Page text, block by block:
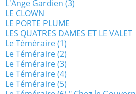
L'Ange Gardien (3)
LE CLOWN
LE PORTE PLUME
LES QUATRES DAMES ET LE VALET
Le Téméraire (1)
Le Téméraire (2)
Le Téméraire (3)
Le Téméraire (4)
Le Téméraire (5)